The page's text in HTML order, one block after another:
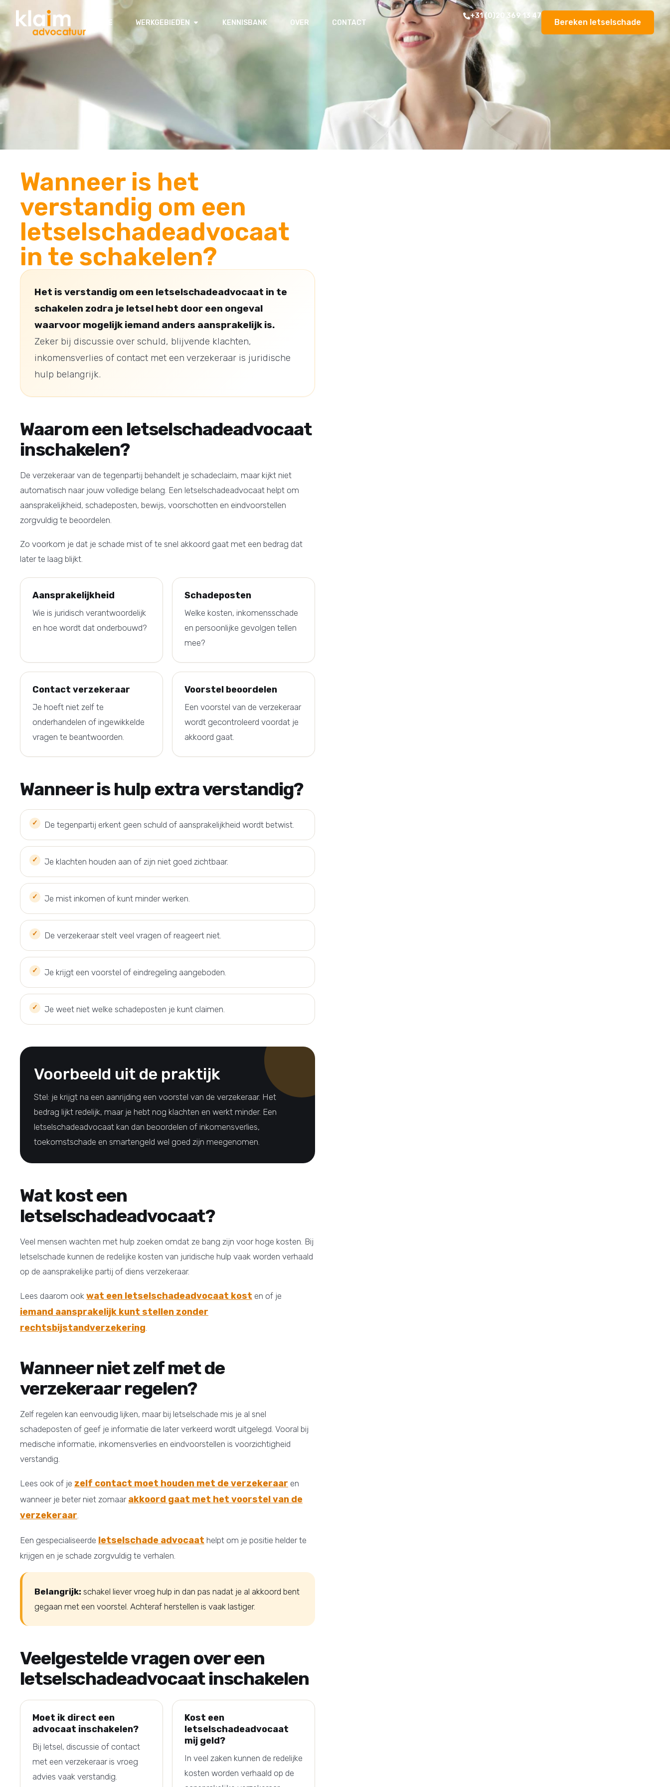
HOME WERKGEBIEDEN KENNISBANK OVER CONTACT
+31 (0)20 369 13 47
Bereken letselschade
Wanneer is het
verstandig om een
letselschadeadvocaat
in te schakelen?
Het is verstandig om een letselschadeadvocaat in te
schakelen zodra je letsel hebt door een ongeval
waarvoor mogelijk iemand anders aansprakelijk is.
Zeker bij discussie over schuld, blijvende klachten,
inkomensverlies of contact met een verzekeraar is juridische
hulp belangrijk.
Waarom een letselschadeadvocaat
inschakelen?
De verzekeraar van de tegenpartij behandelt je schadeclaim, maar kijkt niet
automatisch naar jouw volledige belang. Een letselschadeadvocaat helpt om
aansprakelijkheid, schadeposten, bewijs, voorschotten en eindvoorstellen
zorgvuldig te beoordelen.
Zo voorkom je dat je schade mist of te snel akkoord gaat met een bedrag dat
later te laag blijkt.
Aansprakelijkheid
Wie is juridisch verantwoordelijk
en hoe wordt dat onderbouwd?
Schadeposten
Welke kosten, inkomensschade
en persoonlijke gevolgen tellen
mee?
Contact verzekeraar
Je hoeft niet zelf te
onderhandelen of ingewikkelde
vragen te beantwoorden.
Voorstel beoordelen
Een voorstel van de verzekeraar
wordt gecontroleerd voordat je
akkoord gaat.
Wanneer is hulp extra verstandig?
De tegenpartij erkent geen schuld of aansprakelijkheid wordt betwist.
Je klachten houden aan of zijn niet goed zichtbaar.
Je mist inkomen of kunt minder werken.
De verzekeraar stelt veel vragen of reageert niet.
Je krijgt een voorstel of eindregeling aangeboden.
Je weet niet welke schadeposten je kunt claimen.
Voorbeeld uit de praktijk
Stel: je krijgt na een aanrijding een voorstel van de verzekeraar. Het
bedrag lijkt redelijk, maar je hebt nog klachten en werkt minder. Een
letselschadeadvocaat kan dan beoordelen of inkomensverlies,
toekomstschade en smartengeld wel goed zijn meegenomen.
Wat kost een
letselschadeadvocaat?
Veel mensen wachten met hulp zoeken omdat ze bang zijn voor hoge kosten. Bij
letselschade kunnen de redelijke kosten van juridische hulp vaak worden verhaald
op de aansprakelijke partij of diens verzekeraar.
Lees daarom ook wat een letselschadeadvocaat kost en of je
iemand aansprakelijk kunt stellen zonder
rechtsbijstandverzekering.
Wanneer niet zelf met de
verzekeraar regelen?
Zelf regelen kan eenvoudig lijken, maar bij letselschade mis je al snel
schadeposten of geef je informatie die later verkeerd wordt uitgelegd. Vooral bij
medische informatie, inkomensverlies en eindvoorstellen is voorzichtigheid
verstandig.
Lees ook of je zelf contact moet houden met de verzekeraar en
wanneer je beter niet zomaar akkoord gaat met het voorstel van de
verzekeraar.
Een gespecialiseerde letselschade advocaat helpt om je positie helder te
krijgen en je schade zorgvuldig te verhalen.
Belangrijk: schakel liever vroeg hulp in dan pas nadat je al akkoord bent
gegaan met een voorstel. Achteraf herstellen is vaak lastiger.
Veelgestelde vragen over een
letselschadeadvocaat inschakelen
Moet ik direct een
advocaat inschakelen?
Bij letsel, discussie of contact
met een verzekeraar is vroeg
advies vaak verstandig.
Kost een
letselschadeadvocaat
mij geld?
In veel zaken kunnen de redelijke
kosten worden verhaald op de